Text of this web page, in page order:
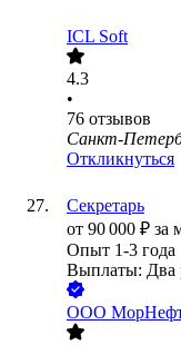
ICL Soft
4.3
•
76 отзывов
Санкт-
Откликнуться
Секретарь
от 90 000 ₽ за
Опыт 1-3 года
Выплаты: Два
ООО